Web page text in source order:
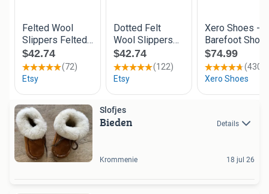
Slofjes
Bieden Details
Krommenie 18 jul 26